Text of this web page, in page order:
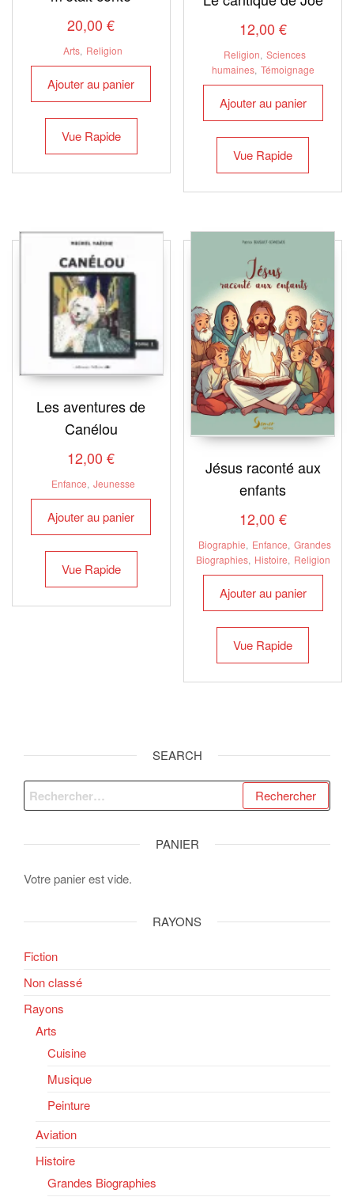
20,00€
Arts, Religion
Ajouter au panier
Vue Rapide
12,00 €
Religion, Sciences
humaines, Témoignage
Ajouter au panier
Vue Rapide
Les aventures de
Canélou
12,00€
Enfance, Jeunesse
Ajouter au panier
Vue Rapide
Jésus raconté aux
enfants
12,00 €
Biographie, Enfance, Grandes
Biographies, Histoire, Religion
Ajouter au panier
Vue Rapide
SEARCH
Rechercher :
PANIER
Votre panier est vide.
RAYONS
Fiction
Non classé
Rayons
Arts
Cuisine
Musique
Peinture
Aviation
Histoire
Grandes Biographies